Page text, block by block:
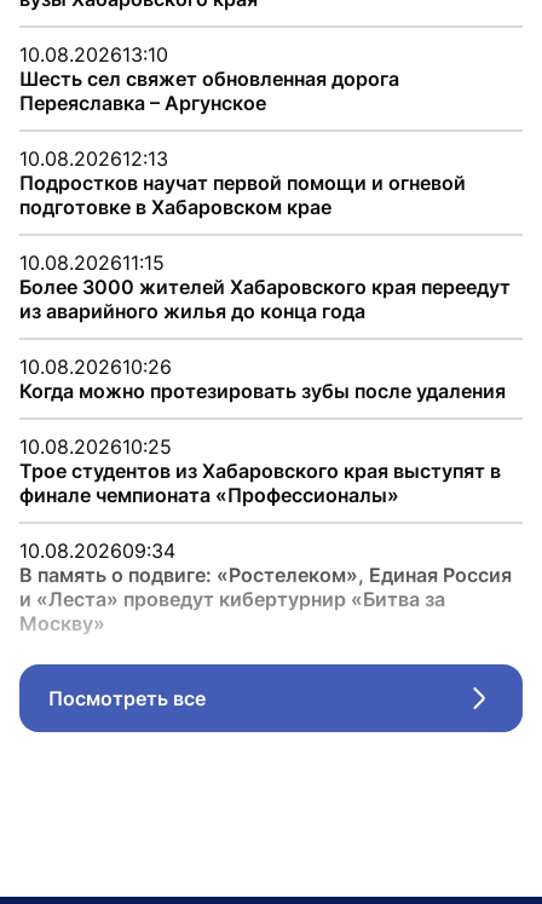
10.08.202613:10
Шесть сел свяжет обновленная дорога
Переяславка – Аргунское
10.08.202612:13
Подростков научат первой помощи и огневой
подготовке в Хабаровском крае
10.08.202611:15
Более 3000 жителей Хабаровского края переедут
из аварийного жилья до конца года
10.08.202610:26
Когда можно протезировать зубы после удаления
10.08.202610:25
Трое студентов из Хабаровского края выступят в
финале чемпионата «Профессионалы»
10.08.202609:34
В память о подвиге: «Ростелеком», Единая Россия
и «Леста» проведут кибертурнир «Битва за
Москву»
Посмотреть все